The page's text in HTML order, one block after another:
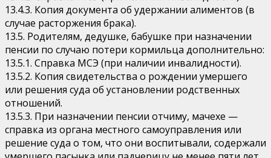
13.4.3. Копия документа об удержании алиментов (в
случае расторжения брака).
13.5. Родителям, дедушке, бабушке при назначении
пенсии по случаю потери кормильца дополнительно:
13.5.1. Справка МСЭ (при наличии инвалидности).
13.5.2. Копия свидетельства о рождении умершего
или решения суда об установлении родственных
отношений.
13.5.3. При назначении пенсии отчиму, мачехе —
справка из органа местного самоуправления или
решение суда о том, что они воспитывали, содержали